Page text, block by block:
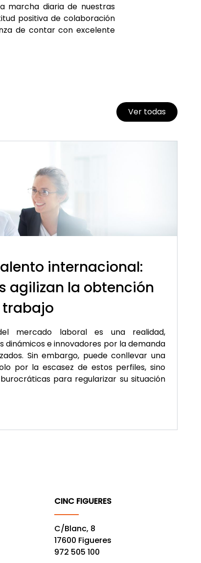
marcha diaria de nuestras
positiva de colaboración
de contar con excelente
Ver todas
internacional:
agilizan la obtención
trabajo
mercado laboral es una realidad,
e innovadores por la demanda
Sin embargo, puede conllevar una
por la escasez de estos perfiles, sino
para regularizar su situación
CINC FIGUERES
C/Blanc, 8
17600 Figueres
972 505 100